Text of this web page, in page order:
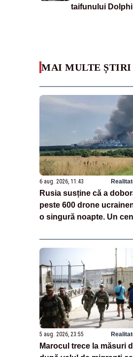
taifunului
MAI MULTE
6 aug. 2026, 11:43
Rusia susține că a
peste 600 drone
o singură noapte. Un
VIDEO
5 aug. 2026, 23:55
Marocul trece la măsuri